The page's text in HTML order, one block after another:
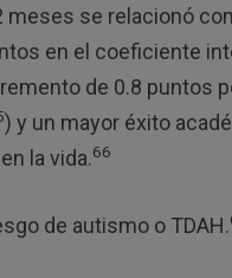
meses se relacionó
en el coeficiente
de 0.8 puntos
) y un mayor éxito
la vida.66
de autismo o TDAH.